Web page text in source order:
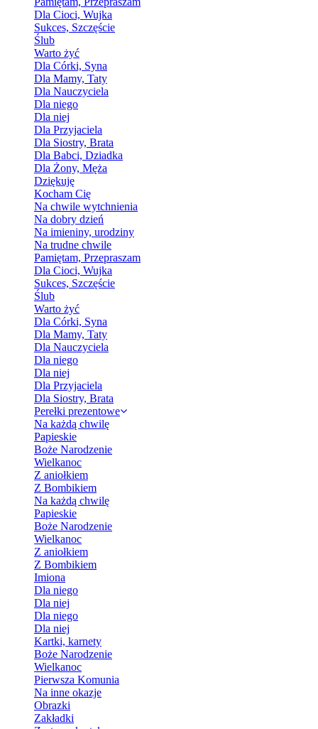
Dla Cioci, Wujka
Sukces, Szczęście
Ślub
Warto żyć
Dla Córki, Syna
Dla Mamy, Taty
Dla Nauczyciela
Dla niego
Dla niej
Dla Przyjaciela
Dla Siostry, Brata
Dla Babci, Dziadka
Dla Żony, Męża
Dziękuję
Kocham Cię
Na chwile wytchnienia
Na dobry dzień
Na imieniny, urodziny
Na trudne chwile
Pamiętam, Przepraszam
Dla Cioci, Wujka
Sukces, Szczęście
Ślub
Warto żyć
Dla Córki, Syna
Dla Mamy, Taty
Dla Nauczyciela
Dla niego
Dla niej
Dla Przyjaciela
Dla Siostry, Brata
Perełki prezentowe
Na każdą chwilę
Papieskie
Boże Narodzenie
Wielkanoc
Z aniołkiem
Z Bombikiem
Na każdą chwilę
Papieskie
Boże Narodzenie
Wielkanoc
Z aniołkiem
Z Bombikiem
Imiona
Dla niego
Dla niej
Dla niego
Dla niej
Kartki, karnety
Boże Narodzenie
Wielkanoc
Pierwsza Komunia
Na inne okazje
Obrazki
Zakładki